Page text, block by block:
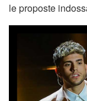
le proposte